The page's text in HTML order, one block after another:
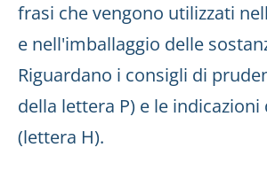
frasi che vengono utilizzati
e nell'imballaggio delle
Riguardano i consigli di
della lettera P) e le
(lettera H).